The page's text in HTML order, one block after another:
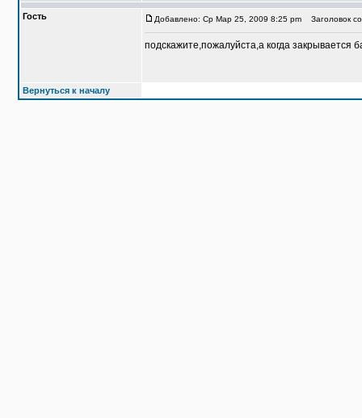
Гость Добавлено: Ср Мар 25, 2009 8:25 pm Заголовок
подскажите,пожалуйста,а когда закрывается
Вернуться к началу